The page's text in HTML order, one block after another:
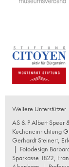
Weitere Unterstützer
AS & P Albert Speer
Kücheneinrichtung
Gerhardt Steinert,
| Fotodesign
Sparkasse 1822,